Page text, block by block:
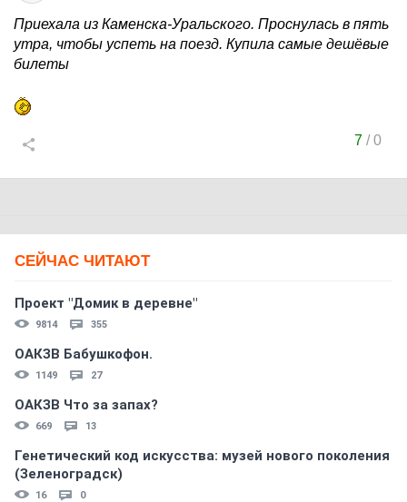
Приехала из Каменска-Уральского. Проснулась в пять
утра, чтобы успеть на поезд. Купила самые дешёвые
билеты
7/0
СЕЙЧАС ЧИТАЮТ
Проект "Домик в деревне"
9814 355
ОАКЗВ Бабушкофон.
1149 27
ОАКЗВ Что за запах?
669 13
Генетический код искусства: музей нового поколения
(Зеленоградск)
16 0